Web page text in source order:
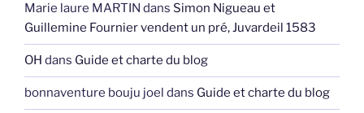
Marie laure MARTIN dans Simon Nigueau et
Guillemine Fournier vendent un pré, Juvardeil 1583
OH dans Guide et charte du blog
bonnaventure bouju joel dans Guide et charte du blog